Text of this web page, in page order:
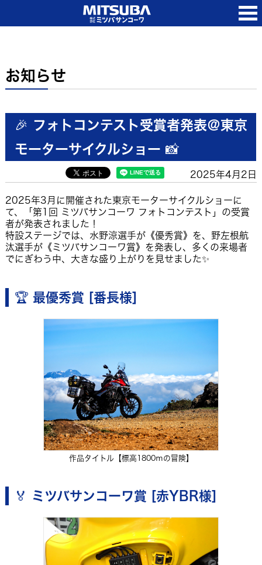
お知らせ
🎉 フォトコンテスト受賞者発表＠東京
モーターサイクルショー 📸
2025年4月2日
2025年3月に開催された東京モーターサイクルショーに
て、「第1回 ミツバサンコーワ フォトコンテスト」の受賞
者が発表されました！
特設ステージでは、水野涼選手が《優秀賞》を、野左根航
汰選手が《ミツバサンコーワ賞》を発表し、多くの来場者
でにぎわう中、大きな盛り上がりを見せました✨
🏆 最優秀賞 [番長様]
作品タイトル【標高1800ｍの冒険】
🏅 ミツバサンコーワ賞 [赤YBR様]